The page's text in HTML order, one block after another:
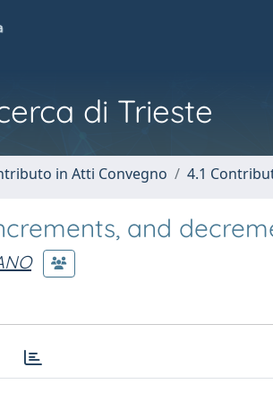
di Trieste
in Atti Convegno 4.1
and